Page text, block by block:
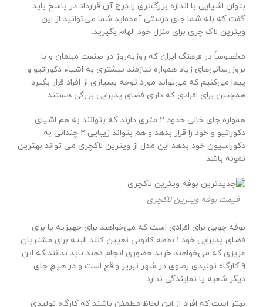
بتوان اشیایی با اندازه بزرگ‌تری را درج آن قرارداد در پاسخ باید
گفت که بله شما جای درستی آمده‌اید شما می‌توانید از این
ویترین لاک چری برای منزل خود الهام بگیرید.
مخصوصاً در فرهنگ ایران که روزبه‌روز در صنعت مبلمان و با
بروزرسانی‌های زیاد همواره نیازمند بیشتری به اشیاء دکوراتیو و
پیدا می‌کنیم که می‌تواند مورد توجه بسیاری از افراد قرار بگیرد
همچنین برای افرادی که دارای فضای پذیرایی بزرگی هستند.
همواره جای خالی حدود ۲ متری دارند که بتوانند به هم اشیای
دکوراتیو و خود را قرار بدهد و هم بتواند زیبایی ۲ چندانی به
دکوراسیون خود بدهد این مدل از ویترین لاکچری می تواند بهترین
نمونه باشد.
قیمت بوفه ویترین لاکچری
بوفه چوبی برای افرادی است که می‌خواهند برای جهیزیه یا برای
فضای پذیرایی خود ۱ نقطه کانونی تعیین کنند البته برای مشتریان
عزیزی که می‌خواهند خرید حضوری انجام دهند باید بدانند که این
۹ کارگاه تولیدی رضوی در شهر تبریز واقع است و در هیچ جای
دیگر شعبه یا نمایندگی ندارد.
بهتر است که افراد از این لحاظ مطمئن باشند که کارگاه تولیدی